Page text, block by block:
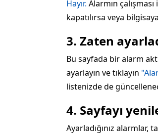
Hayır. Alarmın
kapatılırsa veya
3. Zaten
Bu sayfada bir alarm
ayarlayın ve tıklayın
listenizde de
4. Sayfayı
Ayarladığınız alarmlar,